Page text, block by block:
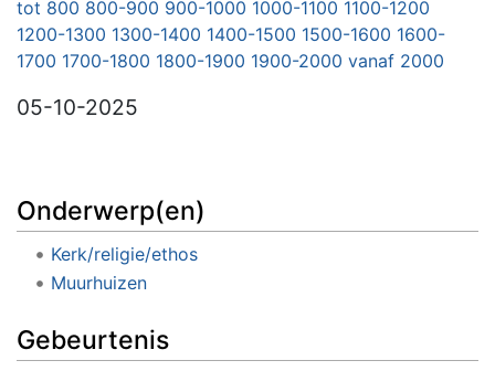
Ga naar: navigatie ,zoeken
tot 800 800-900 900-1000 1000-1100 1100-1200
1200-1300 1300-1400 1400-1500 1500-1600 1600-
1700 1700-1800 1800-1900 1900-2000 vanaf 2000
05-10-2025
Onderwerp(en)
Kerk/religie/ethos
Muurhuizen
Gebeurtenis